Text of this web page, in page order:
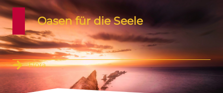
Oasen für die Seele
Flora